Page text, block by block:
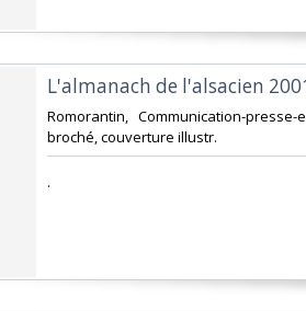
‎L'almanach de l'alsacien
‎Romorantin, Communication-
broché, couverture illustr.‎
‎.‎